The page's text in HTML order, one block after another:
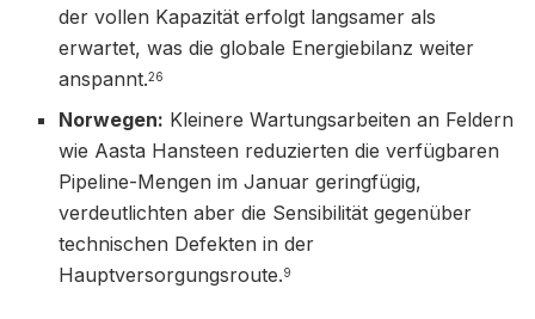
der vollen Kapazität erfolgt langsamer als
erwartet, was die globale Energiebilanz weiter
anspannt.26
Norwegen: Kleinere Wartungsarbeiten an Feldern
wie Aasta Hansteen reduzierten die verfügbaren
Pipeline-Mengen im Januar geringfügig,
verdeutlichten aber die Sensibilität gegenüber
technischen Defekten in der
Hauptversorgungsroute.9